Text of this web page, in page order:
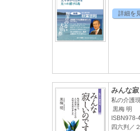
詳細を
みんな
私の介護
黒梅 明
四六判／